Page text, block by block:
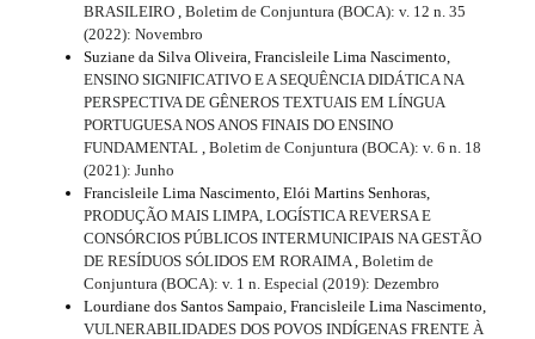
BRASILEIRO Boletim de Conjuntura (BOCA): v. 12 n. 35
(2022): Novembro
Suziane da Silva Oliveira, Francisleile Lima Nascimento,
ENSINO SIGNIFICATIVO E A SEQUÊNCIA DIDÁTICA NA
PERSPECTIVA DE GÊNEROS TEXTUAIS EM LÍNGUA
PORTUGUESA NOS ANOS FINAIS DO ENSINO
FUNDAMENTAL Boletim de Conjuntura (BOCA): v. 6 n. 18
(2021): Junho
Francisleile Lima Nascimento, Elói Martins Senhoras,
PRODUÇÃO MAIS LIMPA, LOGÍSTICA REVERSA E
CONSÓRCIOS PÚBLICOS INTERMUNICIPAIS NA GESTÃO
DE RESÍDUOS SÓLIDOS EM RORAIMA Boletim de
Conjuntura (BOCA): v. 1 n. Especial (2019): Dezembro
Lourdiane dos Santos Sampaio, Francisleile Lima Nascimento,
VULNERABILIDADES DOS POVOS INDÍGENAS FRENTE À